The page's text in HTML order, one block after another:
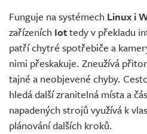
Funguje na systémech Linux i
zařízeních Iottedy v překladu
patří chytré spotřebiče a
nimi přeskakuje. Zneužívá
tajné a neobjevené chyby.
hledá další zranitelná místa a
napadených strojů využívá k
plánování dalších kroků.